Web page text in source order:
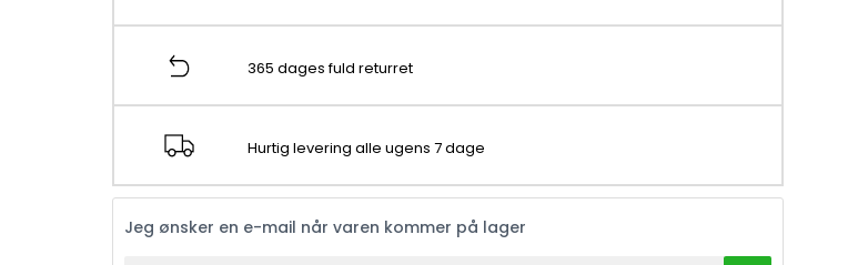
365 dages fuld returret
Hurtig levering alle ugens 7 dage
Jeg ønsker en e-mail når varen kommer på lager